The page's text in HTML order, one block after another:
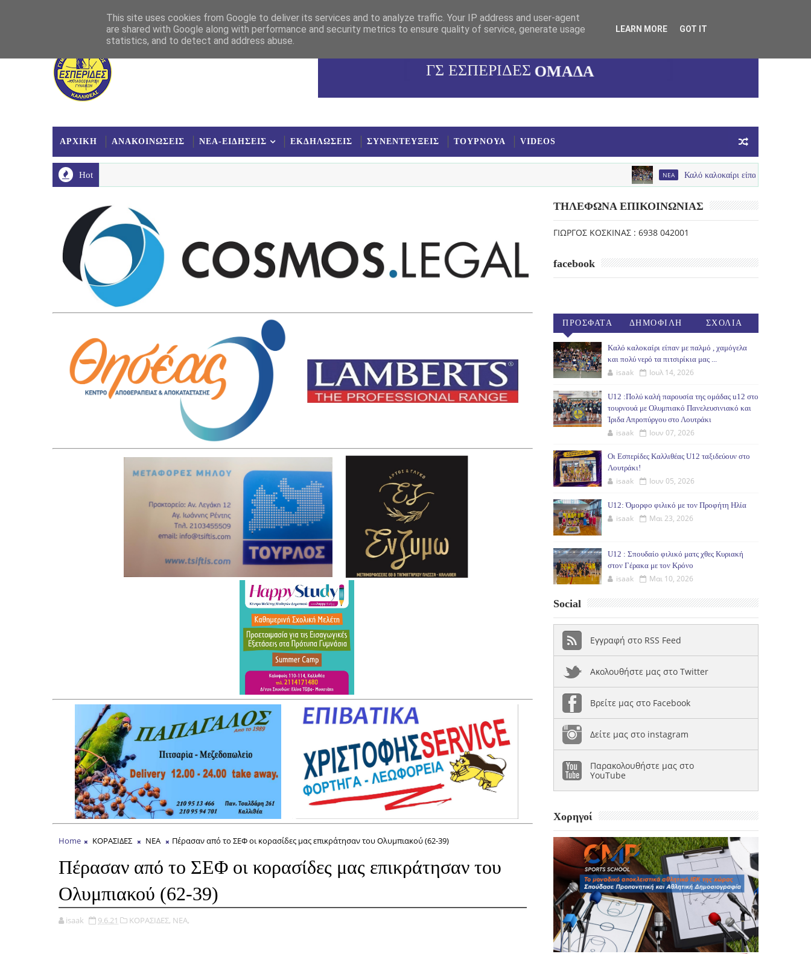
ΓΣ ΕΣΠΕΡΙΔΕΣ
ΚΑΛΛΙΘΕΑΣ
ΟΜΑΔΑ
ΜΠΑΣΚΕΤ
ΑΡΧΙΚΗ ΑΝΑΚΟΙΝΩΣΕΙΣ ΝΕΑ-ΕΙΔΗΣΕΙΣ ΕΚΔΗΛΩΣΕΙΣ ΣΥΝΕΝΤΕΥΞΕΙΣ ΤΟΥΡΝΟΥΑ VIDEOS
Hot Καλό καλοκαίρι είπαν με παλμό , χαμόγελα και
Home ΚΟΡΑΣΙΔΕΣ ΝΕΑ Πέρασαν από το ΣΕΦ οι κορασίδες μας επικράτησαν του Ολυμπιακού (62-39)
Πέρασαν από το ΣΕΦ οι κορασίδες μας επικράτησαν του
Ολυμπιακού (62-39)
isaak 9.6.21 ΚΟΡΑΣΙΔΕΣ, ΝΕΑ,
ΤΗΛΕΦΩΝΑ ΕΠΙΚΟΙΝΩΝΙΑΣ
ΓΙΩΡΓΟΣ ΚΟΣΚΙΝΑΣ : 6938 042001
facebook
ΠΡΟΣΦΑΤΑ ΔΗΜΟΦΙΛΗ ΣΧΟΛΙΑ
Καλό καλοκαίρι είπαν με παλμό , χαμόγελα
και πολύ νερό τα πιτσιρίκια μας ...
isaak Ιουλ 14, 2026
U12 :Πολύ καλή παρουσία της ομάδας u12 στο
τουρνουά με Ολυμπιακό Πανελευσινιακό και
Ίριδα Απροπύργου στο Λουτράκι
isaak Ιουν 07, 2026
Οι Εσπερίδες Καλλιθέας U12 ταξιδεύουν στο
Λουτράκι!
isaak Ιουν 05, 2026
U12: Όμορφο φιλικό με τον Προφήτη Ηλία
isaak Μαι 23, 2026
U12 : Σπουδαίο φιλικό ματς χθες Κυριακή
στον Γέρακα με τον Κρόνο
isaak Μαι 10, 2026
Social
Εγγραφή στο RSS Feed
Ακολουθήστε μας στο Twitter
Βρείτε μας στο Facebook
Δείτε μας στο instagram
Παρακολουθήστε μας στο
YouTube
Χορηγοί
This site uses cookies from Google to deliver its services and to analyze traffic. Your IP address and user-agent
are shared with Google along with performance and security metrics to ensure quality of service, generate usage
statistics, and to detect and address abuse.
LEARN MORE GOT IT